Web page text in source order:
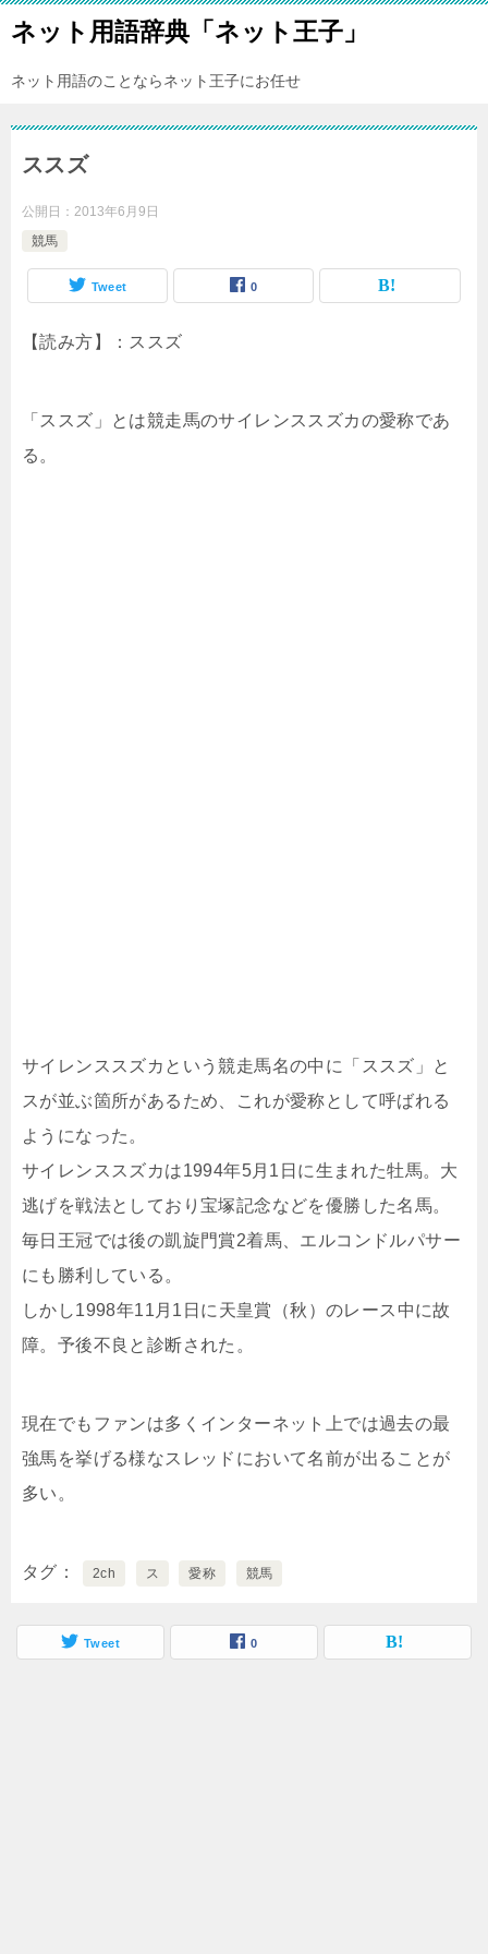
ネット用語辞典「ネット王子」
ネット用語のことならネット王子にお任せ
ススズ
公開日： 2013年6月9日
競馬
Tweet 0
【読み方】：ススズ
「ススズ」とは競走馬のサイレンススズカの愛称であ
る。
サイレンススズカという競走馬名の中に「ススズ」と
スが並ぶ箇所があるため、これが愛称として呼ばれる
ようになった。
サイレンススズカは1994年5月1日に生まれた牡馬。大
逃げを戦法としており宝塚記念などを優勝した名馬。
毎日王冠では後の凱旋門賞2着馬、エルコンドルパサー
にも勝利している。
しかし1998年11月1日に天皇賞（秋）のレース中に故
障。予後不良と診断された。
現在でもファンは多くインターネット上では過去の最
強馬を挙げる様なスレッドにおいて名前が出ることが
多い。
タグ 2ch ス 愛称 競馬
Tweet 0